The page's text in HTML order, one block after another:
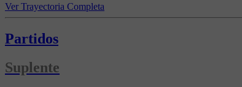
Ver Trayectoria Completa
Partidos
Suplente